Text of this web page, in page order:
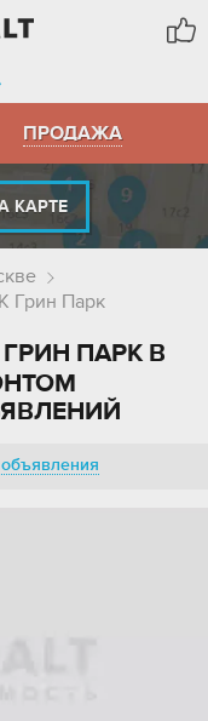
ПРОДАЖА
КАРТЕ
Грин Парк
ПАРК В